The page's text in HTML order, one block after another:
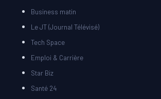
Business matin
Le JT (Journal Télévisé)
Tech Space
Emploi & Carrière
Star Biz
Santé 24